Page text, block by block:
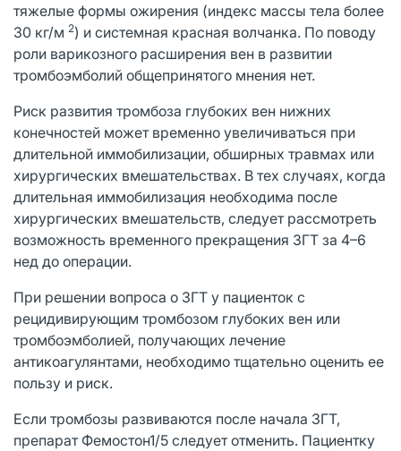
тяжелые формы ожирения (индекс массы тела более
30 кг/м 2) и системная красная волчанка. По поводу
роли варикозного расширения вен в развитии
тромбоэмболий общепринятого мнения нет.
Риск развития тромбоза глубоких вен нижних
конечностей может временно увеличиваться при
длительной иммобилизации, обширных травмах или
хирургических вмешательствах. В тех случаях, когда
длительная иммобилизация необходима после
хирургических вмешательств, следует рассмотреть
возможность временного прекращения ЗГТ за 4–6
нед до операции.
При решении вопроса о ЗГТ у пациенток с
рецидивирующим тромбозом глубоких вен или
тромбоэмболией, получающих лечение
антикоагулянтами, необходимо тщательно оценить ее
пользу и риск.
Если тромбозы развиваются после начала ЗГТ,
препарат Фемостон1/5 следует отменить. Пациентку